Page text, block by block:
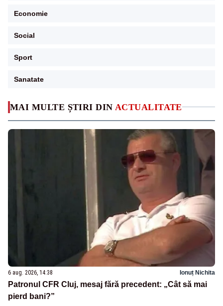
MAI MULTE ȘTIRI DIN ACTUALITATE
6 aug. 2026, 14:38 Ionuț Nichita
Patronul CFR Cluj, mesaj fără precedent: „Cât să mai
pierd bani?”
Economie
Social
Sport
Sanatate